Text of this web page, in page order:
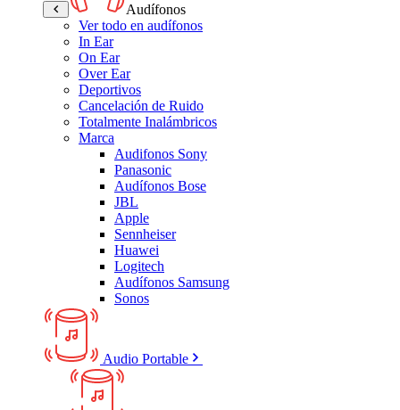
Audífonos
Ver todo en audífonos
In Ear
On Ear
Over Ear
Deportivos
Cancelación de Ruido
Totalmente Inalámbricos
Marca
Audifonos Sony
Panasonic
Audífonos Bose
JBL
Apple
Sennheiser
Huawei
Logitech
Audífonos Samsung
Sonos
Audio Portable